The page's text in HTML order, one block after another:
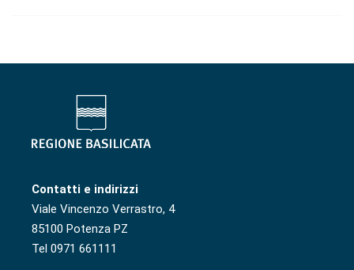
Contatti e indirizzi
Viale Vincenzo Verrastro, 4
85100 Potenza PZ
Tel 0971 661111